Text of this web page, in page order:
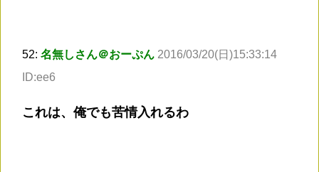
52: 名無しさん＠おーぷん 2016/03/20(日)15:33:14
ID:ee6
これは、俺でも苦情入れるわ